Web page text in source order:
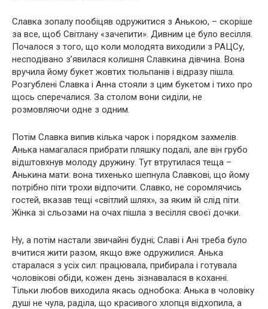
Славка зопалу пообіцяв одружитися з Анькою, – скоріше
за все, щоб Світлану «зачепити». Дивним це було весілля.
Почалося з того, що коли молодята виходили з РАЦСу,
несподівано з’явилася колишня Славкина дівчина. Вона
вручила йому букет жовтих тюльпанів і відразу пішла.
Розгублені Славка і Анна стояли з цим букетом і тихо про
щось сперечалися. За столом вони сиділи, не
розмовляючи одне з одним.
Потім Славка випив кілька чарок і порядком захмелів.
Анька намагалася прибрати пляшку подалі, але він грубо
відштовхнув молоду дружину. Тут втрутилася теща –
Анькина мати: вона тихенько шепнула Славкові, що йому
потрібно піти трохи відпочити. Славко, не соромлячись
гостей, вказав тещі «світлий шлях», за яким їй слід піти.
Жінка зі сльозами на очах пішла з весілля своєї дочки.
Ну, а потім настали звичайні будні; Славі і Ані треба було
вчитися жити разом, якщо вже одружилися. Анька
старалася з усіх сил: працювала, прибирала і готувала
чоловікові обіди, кожен день зізнавалася в коханні.
Тільки любов виходила якась однобока: Анька в чоловіку
душі не чула, раділа, що красивого хлопця відхопила, а